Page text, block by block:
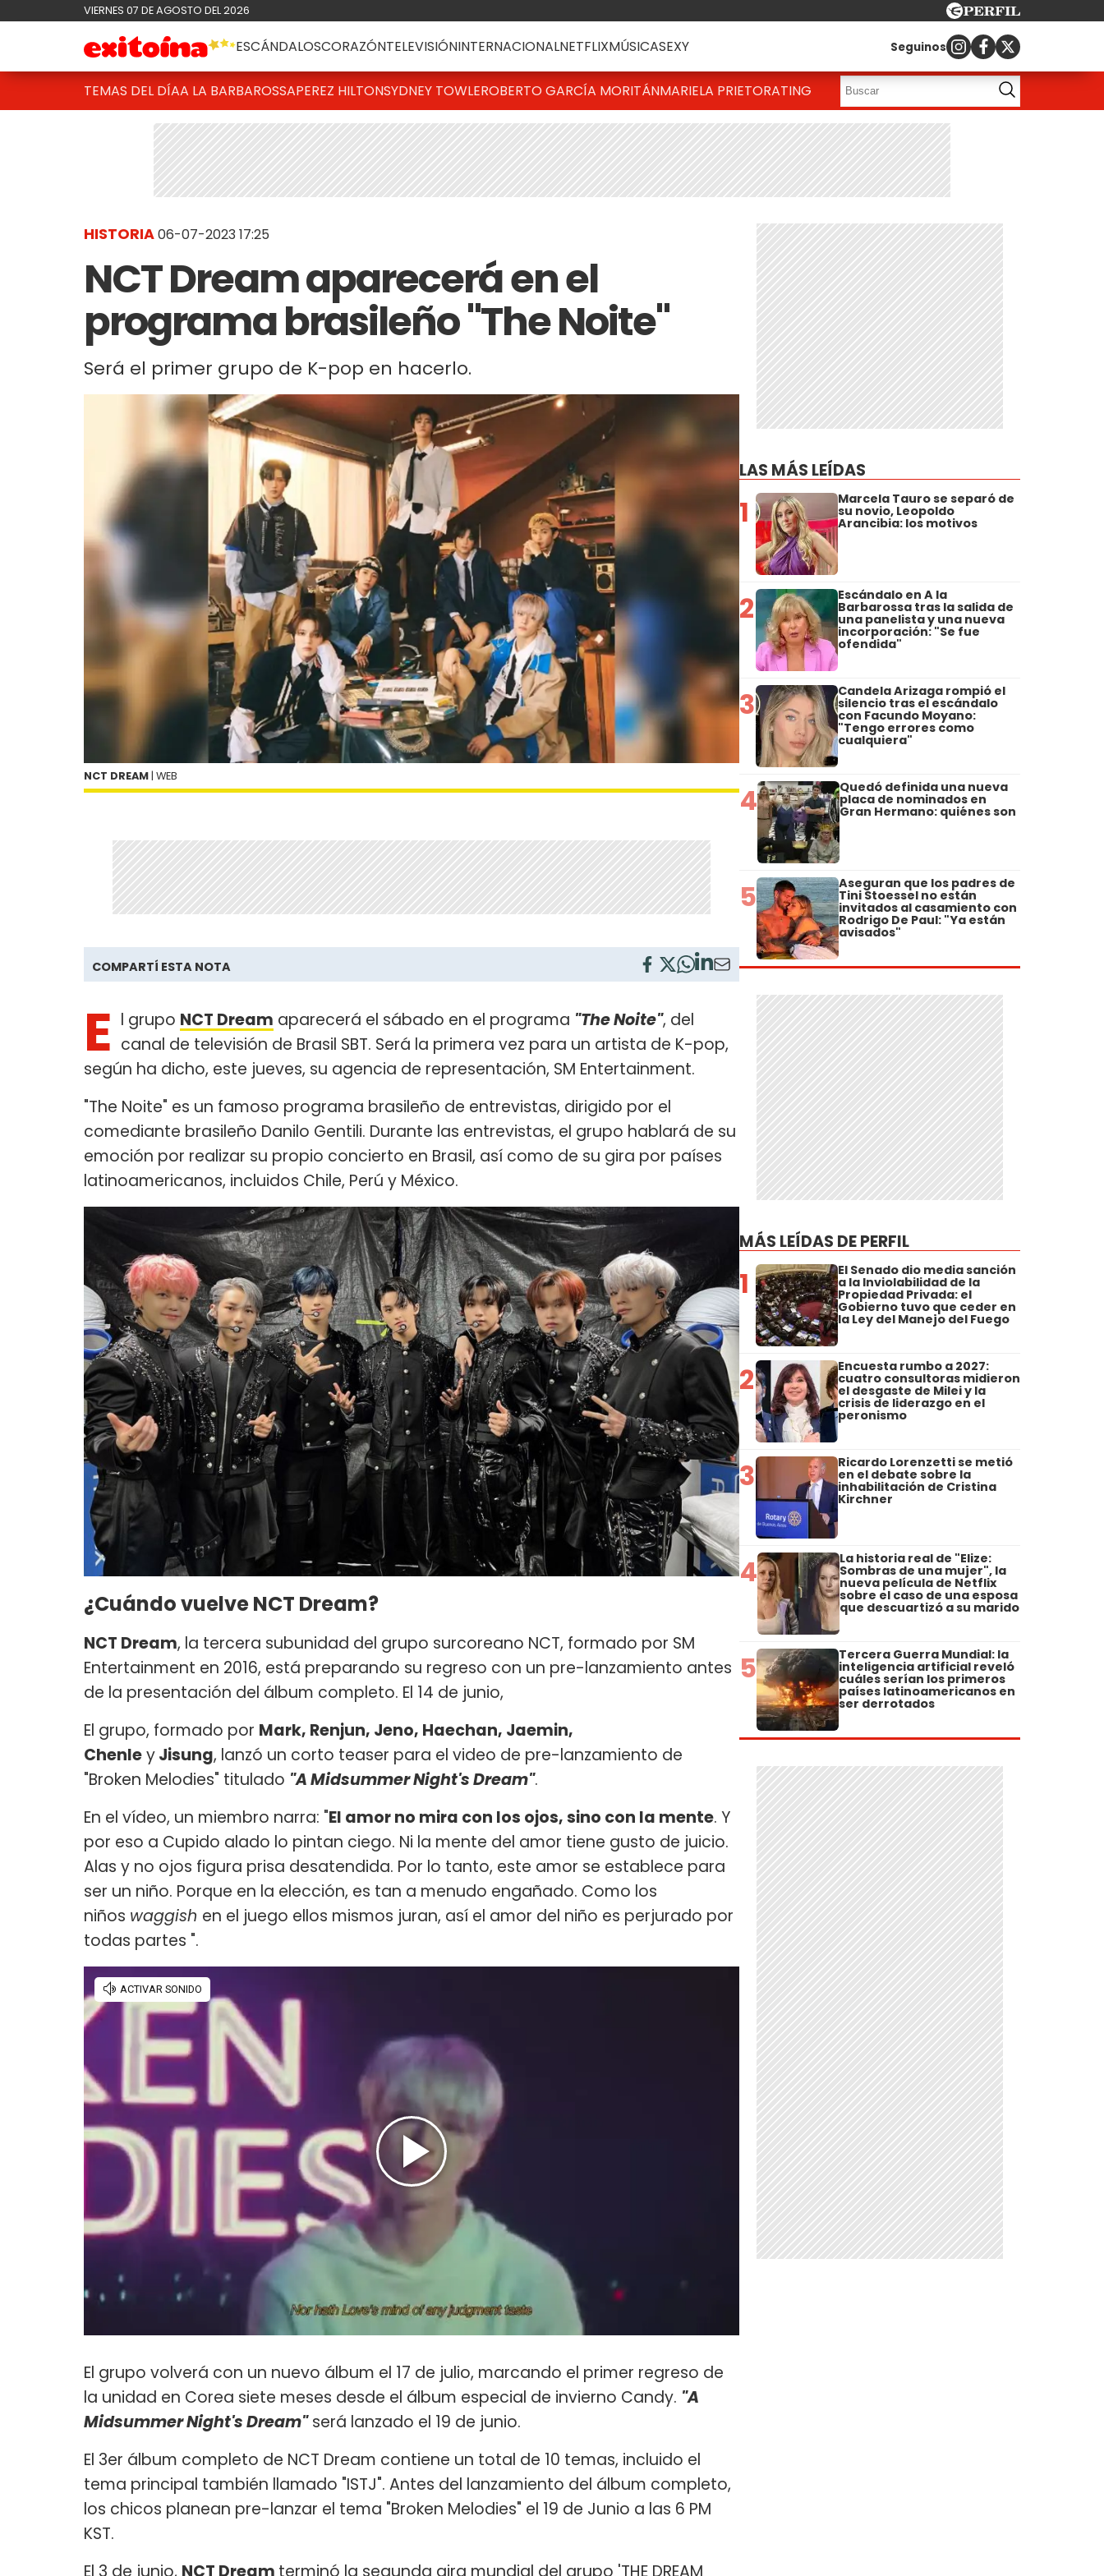
VIERNES 07 DE AGOSTO DEL 2026
ESCÁNDALOSCORAZÓNTELEVISIÓNINTERNACIONALNETFLIXMÚSICASEXY Seguinos
TEMAS DEL DÍAA LA BARBAROSSAPEREZ HILTONSYDNEY TOWLEROBERTO GARCÍA MORITÁNMARIELA PRIETORATING
HISTORIA06-07-2023 17:25
NCT Dream aparecerá en el
programa brasileño "The Noite"
Será el primer grupo de K-pop en hacerlo.
NCT DREAM | WEB
COMPARTÍ ESTA NOTA
E l grupo NCT Dream aparecerá el sábado en el programa "The Noite", del
canal de televisión de Brasil SBT. Será la primera vez para un artista de K-pop,
según ha dicho, este jueves, su agencia de representación, SM Entertainment.
"The Noite" es un famoso programa brasileño de entrevistas, dirigido por el
comediante brasileño Danilo Gentili. Durante las entrevistas, el grupo hablará de su
emoción por realizar su propio concierto en Brasil, así como de su gira por países
latinoamericanos, incluidos Chile, Perú y México.
¿Cuándo vuelve NCT Dream?
NCT Dream, la tercera subunidad del grupo surcoreano NCT, formado por SM
Entertainment en 2016, está preparando su regreso con un pre-lanzamiento antes
de la presentación del álbum completo. El 14 de junio,
El grupo, formado por Mark, Renjun, Jeno, Haechan, Jaemin,
ChenleyJisung, lanzó un corto teaser para el video de pre-lanzamiento de
"Broken Melodies" titulado "A Midsummer Night's Dream".
En el vídeo, un miembro narra: "El amor no mira con los ojos, sino con la mente. Y
por eso a Cupido alado lo pintan ciego. Ni la mente del amor tiene gusto de juicio.
Alas y no ojos figura prisa desatendida. Por lo tanto, este amor se establece para
ser un niño. Porque en la elección, es tan a menudo engañado. Como los
niños waggish en el juego ellos mismos juran, así el amor del niño es perjurado por
todas partes ".
El grupo volverá con un nuevo álbum el 17 de julio, marcando el primer regreso de
la unidad en Corea siete meses desde el álbum especial de invierno Candy. "A
Midsummer Night's Dream"será lanzado el 19 de junio.
El 3er álbum completo de NCT Dream contiene un total de 10 temas, incluido el
tema principal también llamado "ISTJ". Antes del lanzamiento del álbum completo,
los chicos planean pre-lanzar el tema "Broken Melodies" el 19 de Junio a las 6 PM
KST.
LAS MÁS LEÍDAS
1 Marcela Tauro se separó de
su novio, Leopoldo
Arancibia: los motivos
2 Escándalo en A la
Barbarossa tras la salida de
una panelista y una nueva
incorporación: "Se fue
ofendida"
3 Candela Arizaga rompió el
silencio tras el escándalo
con Facundo Moyano:
"Tengo errores como
cualquiera"
4 Quedó definida una nueva
placa de nominados en
Gran Hermano: quiénes son
5 Aseguran que los padres de
Tini Stoessel no están
invitados al casamiento con
Rodrigo De Paul: "Ya están
avisados"
MÁS LEÍDAS DE PERFIL
1 El Senado dio media sanción
a la Inviolabilidad de la
Propiedad Privada: el
Gobierno tuvo que ceder en
la Ley del Manejo del Fuego
2 Encuesta rumbo a 2027:
cuatro consultoras midieron
el desgaste de Milei y la
crisis de liderazgo en el
peronismo
3 Ricardo Lorenzetti se metió
en el debate sobre la
inhabilitación de Cristina
Kirchner
4 La historia real de "Elize:
Sombras de una mujer", la
nueva película de Netflix
sobre el caso de una esposa
que descuartizó a su marido
5 Tercera Guerra Mundial: la
inteligencia artificial reveló
cuáles serían los primeros
países latinoamericanos en
ser derrotados